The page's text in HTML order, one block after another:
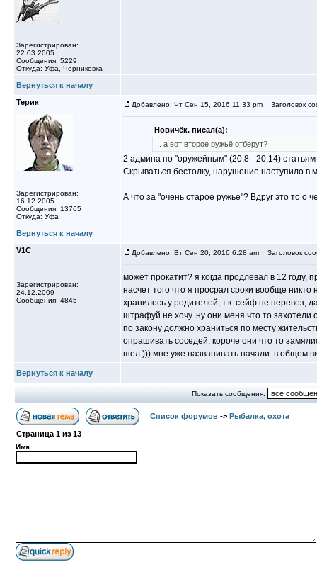
Зарегистрирован:
22.03.2005
Сообщения: 5229
Откуда: Уфа, Черниковка
Вернуться к началу
Терик
Зарегистрирован:
16.12.2005
Сообщения: 13765
Откуда: Уфа
Добавлено: Чт Сен 15, 2016 11:33 pm Заголовок
Новичёк. писал(а):
... а вот второе ружьё отберут?
2 админа по "оружейным" (20.8 - 20.14)
Скрываться бестолку, нарушение наступило в
А что за "очень старое ружье"? Вдруг это то о
Вернуться к началу
V1С
Зарегистрирован:
24.12.2009
Сообщения: 4845
Добавлено: Вт Сен 20, 2016 6:28 am Заголовок
может прокатит? я когда продлевал в 12
насчет того что я просрал сроки вообще
хранилось у родителей, т.к. сейф не перевез,
штрафуй не хочу. ну они меня что то захотели
по закону должно храниться по месту
опрашивать соседей. короче они что то
шел ))) мне уже названивать начали. в общем
Вернуться к началу
Показать сообщения:
Список форумов -> Рыбалка, охота
Страница 1 из 13
Имя